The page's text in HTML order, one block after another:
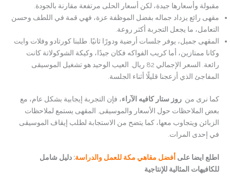
مقبولة وأسعارها جيدة، لكن أسعار الحلى مرتفعة مقارنة بالجودة.
مقهى رائع يزداد جماله بفضل الموظفة عزة، فهي قمة في اللطف وحسن
التعامل، ما يجعل التجربة أكثر روعة.
المقهى جميل، يوفر جلسات أرضية ودورًا ثانيًا. طلبنا كورتادو وفلات وايت
وكانا ممتازين، أما كريب الفواكه فكان جيدًا، وكيكة الشوكولاتة كانت
رائعة. السعر الإجمالي 82 ريال. العيب الوحيد هو تشغيل الموسيقى
المفاجئ الذي أزعجنا قليلًا أثناء الجلسة.
كما نرى منروز ستار كافيه الآراء، فإن التجربة إيجابية بشكل عام، مع
بعض الملاحظات حول الأسعار والموسيقى. المقهى يستمع لملاحظات
الزبائن ويتجاوب معها، كما يتضح من الاستجابة لطلب إيقاف الموسيقى
في إحدى المرات.
اطلع ايضا على أفضل مقاهي مكة للعمل والدراسة: دليل شامل
للكافيهات المثالية للإنتاجية